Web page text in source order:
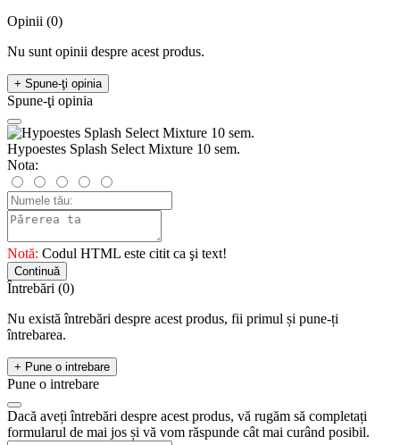
Opinii (0)
Nu sunt opinii despre acest produs.
+ Spune-ţi opinia
Spune-ţi opinia
Hypoestes Splash Select Mixture 10 sem.
Nota:
Notă: Codul HTML este citit ca şi text!
Continuă
Întrebări (0)
Nu există întrebări despre acest produs, fii primul și pune-ți
întrebarea.
+ Pune o intrebare
Pune o intrebare
Dacă aveți întrebări despre acest produs, vă rugăm să completați
formularul de mai jos și vă vom răspunde cât mai curând posibil.